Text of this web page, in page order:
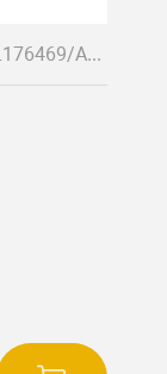
код: AL176469/AL159867